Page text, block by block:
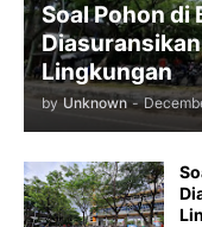
Soal Pohon di
Lingkungan
by Unknown -